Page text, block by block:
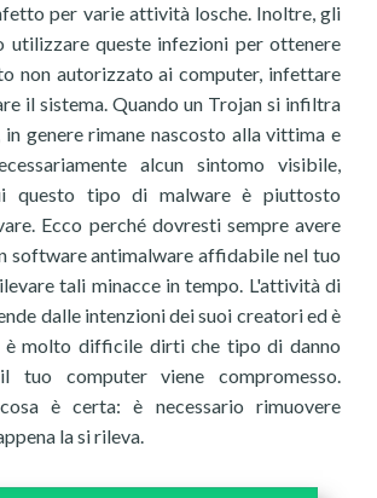
per varie attività losche. Inoltre, gli
utilizzare queste infezioni per ottenere
non autorizzato ai computer, infettare
il sistema. Quando un Trojan si infiltra
in genere rimane nascosto alla vittima e
alcun sintomo visibile,
questo tipo di malware è piuttosto
Ecco perché dovresti sempre avere
software antimalware affidabile nel tuo
tali minacce in tempo. L'attività di
dalle intenzioni dei suoi creatori ed è
è molto difficile dirti che tipo di danno
tuo computer viene compromesso.
è certa: è necessario rimuovere
la si rileva.